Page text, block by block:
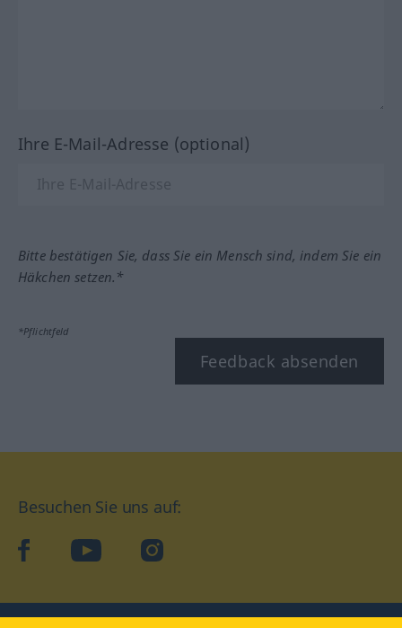
Ihre E-Mail-Adresse (optional)
Bitte bestätigen Sie, dass Sie ein Mensch sind, indem Sie ein
Häkchen setzen.*
*Pflichtfeld
Feedback absenden
Besuchen Sie uns auf:
facebookYouTube Instagram